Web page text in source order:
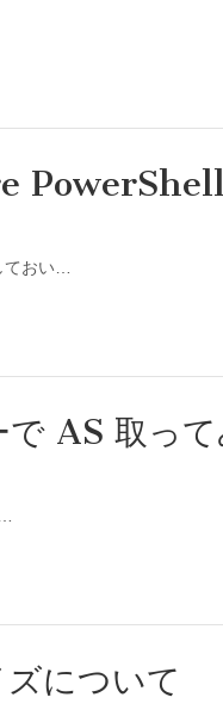
おい…
で AS 取っ
について